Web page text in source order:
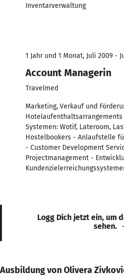
Inventarverwaltung
1 Jahr und 1 Monat, Juli 2009 -
Account Managerin
Travelmed
Marketing, Verkauf und
Systemen: Wotif, Lateroom,
Hostelbookers - Anlaufstelle
- Customer Development
Projectmanagement -
Logg Dich jetzt ein, um
sehen.
Ausbildung von Olivera